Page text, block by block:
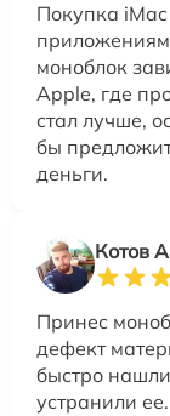
Покупка
моноблок
Apple, где
стал лучше,
бы
деньги.
Котов
Принес
дефект
быстро
устранили